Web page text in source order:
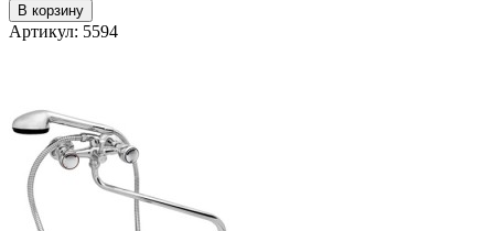
В корзину
Артикул: 5594